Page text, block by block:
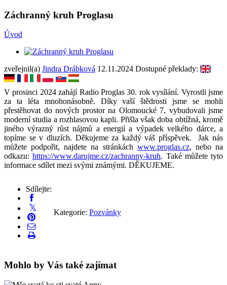
Záchranný kruh Proglasu
Úvod
zveřejnil(a) Jindra Drábková 12.11.2024 Dostupné překlady:
V prosinci 2024 zahájí Radio Proglas 30. rok vysílání. Vyrostli jsme
za ta léta mnohonásobně. Díky vaší štědrosti jsme se mohli
přestěhovat do nových prostor na Olomoucké 7, vybudovali jsme
moderní studia a rozhlasovou kapli. Přišla však doba obtížná, kromě
jiného výrazný růst nájmů a energií a výpadek velkého dárce, a
topíme se v dluzích. Děkujeme za každý váš příspěvek. Jak nás
můžete podpořit, najdete na stránkách www.proglas.cz, nebo na
odkazu:https://www.darujme.cz/zachranny-kruh. Také můžete tyto
informace sdílet mezi svými známými. DĚKUJEME.
Sdílejte:
Kategorie: Pozvánky
Mohlo by Vás také zajímat